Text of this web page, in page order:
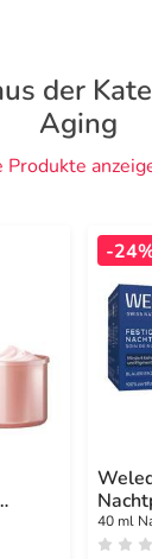
der
Aging
30
-
40 ml